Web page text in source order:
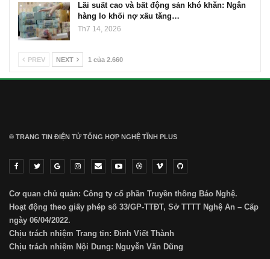
Lãi suất cao và bất động sản khó khăn: Ngân
hàng lo khối nợ xấu tăng…
Th7 14, 2026
PREV NEXT 1 của 2.660
® TRANG TIN ĐIỆN TỬ ТỔNG HỢP NGHỆ TĨNH PLUS
Cơ quan chủ quản: Công ty cổ phần Truyền thông Báo Nghệ.
Hoạt động theo giấy phép số 33/GP-TTĐT, Sở TTTT Nghệ An – Cấp
ngày 06/04/2022.
Chịu trách nhiệm Trang tin: Đinh Viết Thành
Chịu trách nhiệm Nội Dung: Nguyễn Văn Dũng